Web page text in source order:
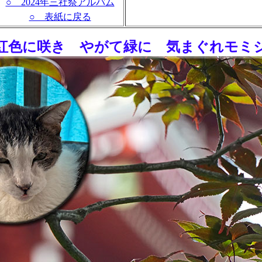
○ 2024年三社祭アルバム
○ 表紙に戻る
に咲き やがて緑に 気まぐれモ